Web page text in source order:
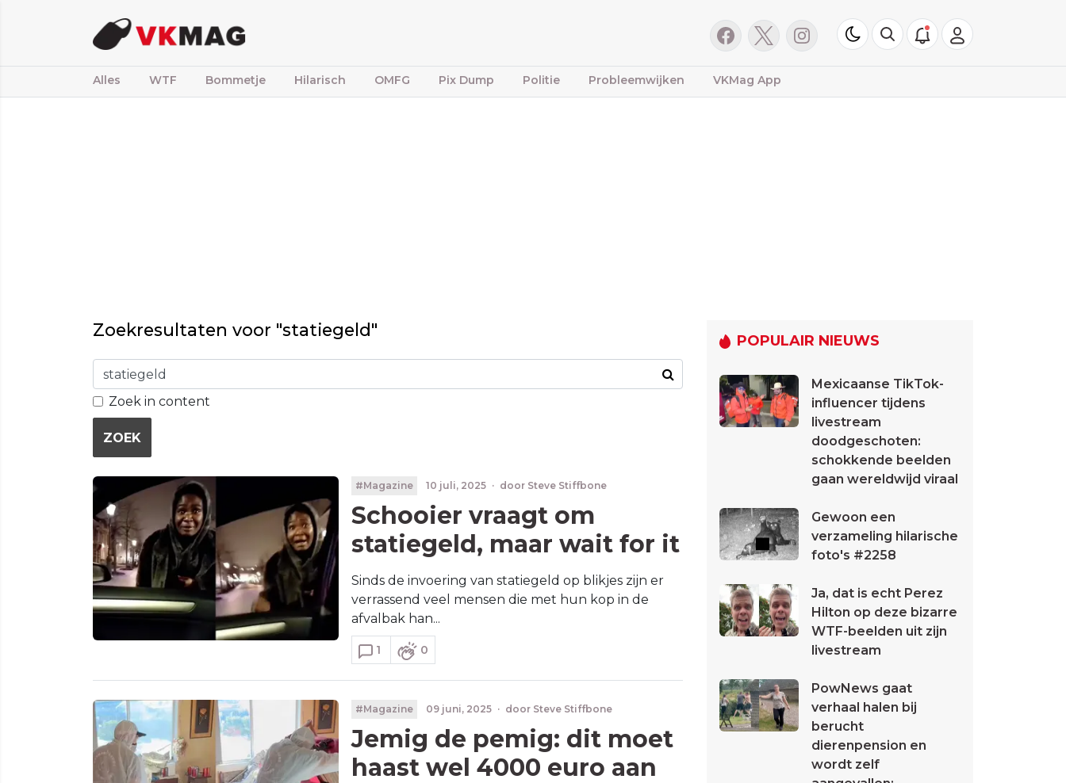
Alles WTF Bommetje Hilarisch OMFG Pix Dump Politie Probleemwijken VKMag App
Zoekresultaten voor "statiegeld"
Zoek in content
ZOEK
#Magazine 10 juli, 2025 · door Steve Stiffbone
Schooier vraagt om
statiegeld, maar wait for it
Sinds de invoering van statiegeld op blikjes zijn er
verrassend veel mensen die met hun kop in de
afvalbak han...
1 0
#Magazine 09 juni, 2025 · door Steve Stiffbone
Jemig de pemig: dit moet
haast wel 4000 euro aan
POPULAIR NIEUWS
Mexicaanse TikTok-
influencer tijdens
livestream
doodgeschoten:
schokkende beelden
gaan wereldwijd viraal
Gewoon een
verzameling hilarische
foto's #2258
Ja, dat is echt Perez
Hilton op deze bizarre
WTF-beelden uit zijn
livestream
PowNews gaat
verhaal halen bij
berucht
dierenpension en
wordt zelf